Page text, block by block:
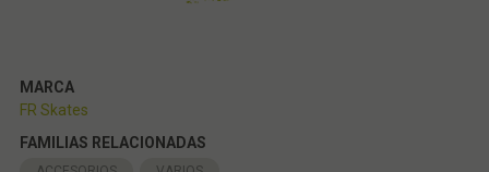
MARCA
FR Skates
FAMILIAS RELACIONADAS